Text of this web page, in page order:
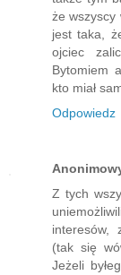
że wszyscy
jest taka,
ojciec
Bytomiem
kto miał
Odpowiedz
Z tych
interesów,
(tak się
Jeżeli